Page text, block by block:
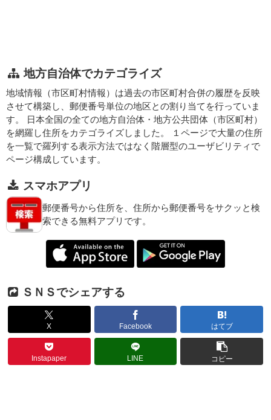
地方自治体でカテゴライズ
地域情報（市区町村情報）は過去の市区町村合併の履歴を反映
させて構築し、郵便番号単位の地区との割り当てを行っていま
す。 日本全国の全ての地方自治体・地方公共団体（市区町村）
を網羅し住所をカテゴライズしました。 １ページで大量の住所
を一覧で羅列する表示方法ではなく階層型のユーザビリティで
ページ構成しています。
スマホアプリ
郵便番号から住所を、住所から郵便番号をサクッと検
索できる無料アプリです。
ＳＮＳでシェアする
X Facebook はてブ
Instapaper LINE コピー